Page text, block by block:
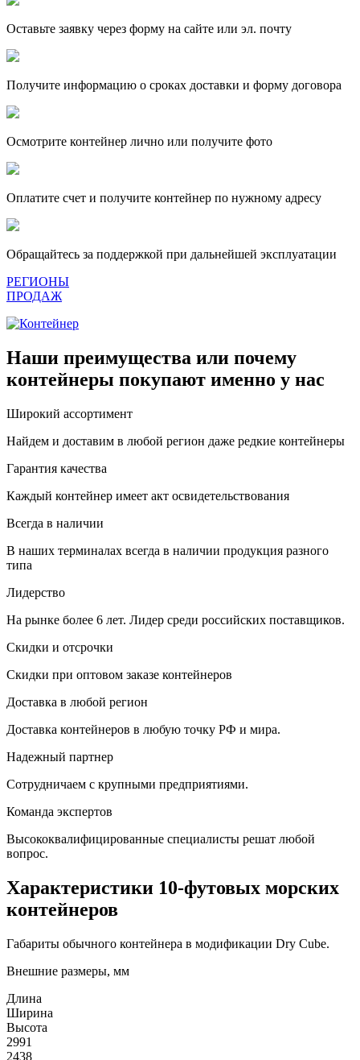
Оставьте заявку через форму на сайте или эл. почту
Получите информацию о сроках доставки и форму договора
Осмотрите контейнер лично или получите фото
Оплатите счет и получите контейнер по нужному адресу
Обращайтесь за поддержкой при дальнейшей эксплуатации
РЕГИОНЫ
ПРОДАЖ
Наши преимущества или почему
контейнеры покупают именно у нас
Широкий ассортимент
Найдем и доставим в любой регион даже редкие контейнеры
Гарантия качества
Каждый контейнер имеет акт освидетельствования
Всегда в наличии
В наших терминалах всегда в наличии продукция разного
типа
Лидерство
На рынке более 6 лет. Лидер среди российских поставщиков.
Скидки и отсрочки
Скидки при оптовом заказе контейнеров
Доставка в любой регион
Доставка контейнеров в любую точку РФ и мира.
Надежный партнер
Сотрудничаем с крупными предприятиями.
Команда экспертов
Высококвалифицированные специалисты решат любой
вопрос.
Характеристики 10-футовых морских
контейнеров
Габариты обычного контейнера в модификации Dry Cube.
Внешние размеры, мм
Длина
Ширина
Высота
2991
2438